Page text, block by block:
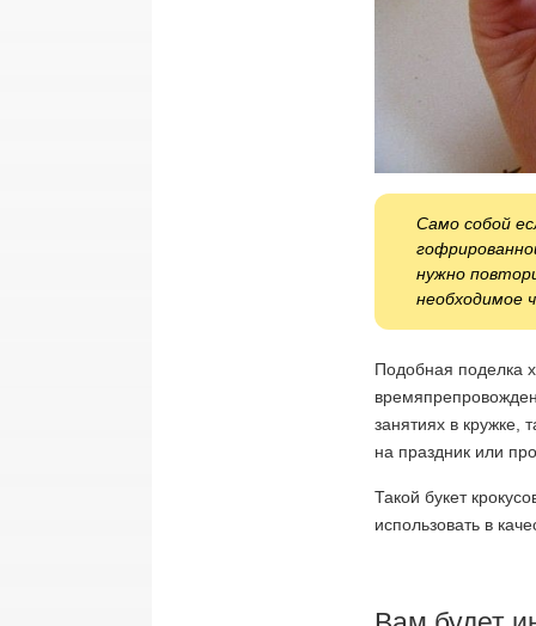
Само собой
нужно
необходимое
Подобная поделка
занятиях в кружке,
на праздник или
Такой букет
использовать в